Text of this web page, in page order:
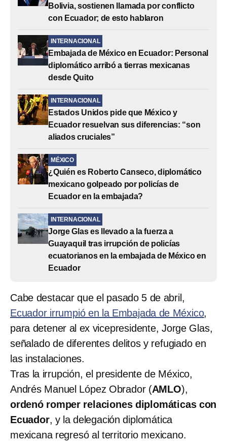
Bolivia, sostienen llamada por conflicto
con Ecuador; de esto hablaron
INTERNACIONAL
Embajada de México en Ecuador: Personal
diplomático arribó a tierras mexicanas
desde Quito
INTERNACIONAL
Estados Unidos pide que México y
Ecuador resuelvan sus diferencias: “son
aliados cruciales”
MÉXICO
¿Quién es Roberto Canseco, diplomático
mexicano golpeado por policías de
Ecuador en la embajada?
INTERNACIONAL
Jorge Glas es llevado a la fuerza a
Guayaquil tras irrupción de policías
ecuatorianos en la embajada de México en
Ecuador
Cabe destacar que el pasado 5 de abril,
Ecuador irrumpió en la Embajada de México,
para detener al ex vicepresidente, Jorge Glas,
señalado de diferentes delitos y refugiado en
las instalaciones.
Tras la irrupción, el presidente de México,
Andrés Manuel López Obrador (AMLO),
ordenó romper relaciones diplomáticas con
Ecuador, y la delegación diplomática
mexicana regresó al territorio mexicano.